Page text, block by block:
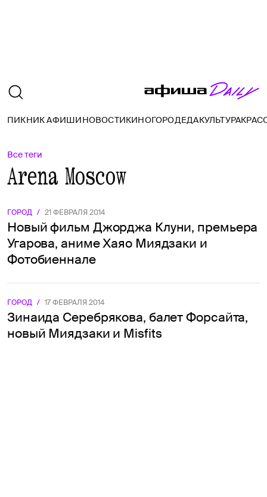
ПИКНИК АФИШИНОВОСТИКИНОГОРОДЕДАКУЛЬТУРА
Все теги
Arena Moscow
ГОРОД / 21 ФЕВРАЛЯ 2014
Новый фильм Джорджа Клуни, премьера
Угарова, аниме Хаяо Миядзаки и
Фотобиеннале
ГОРОД / 17 ФЕВРАЛЯ 2014
Зинаида Серебрякова, балет Форсайта,
новый Миядзаки и Misfits